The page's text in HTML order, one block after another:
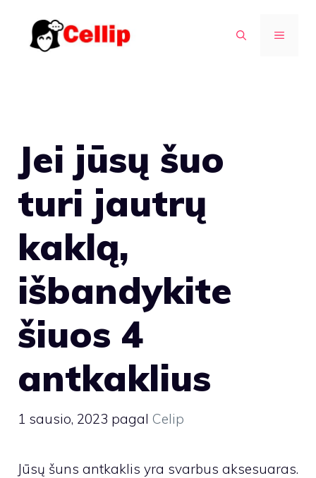
turinio
MENIU
Jei jūsų šuo
turi jautrų
kaklą,
išbandykite
šiuos 4
antkaklius
1 sausio, 2023 pagal Celip
Jūsų šuns antkaklis yra svarbus aksesuaras.